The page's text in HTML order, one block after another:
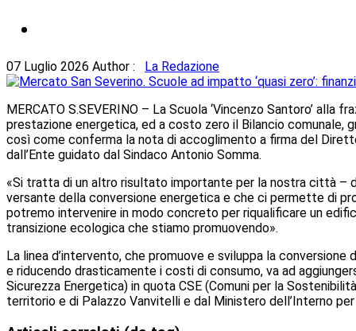
07 Luglio 2026 Author : La Redazione
MERCATO S.SEVERINO – La Scuola ‘Vincenzo Santoro’
prestazione energetica, ed a costo zero il Bilancio comunale,
così come conferma la nota di accoglimento a firma del
dall’Ente guidato dal Sindaco Antonio Somma.
«Si tratta di un altro risultato importante per la nostra città –
versante della conversione energetica e che ci permette di
potremo intervenire in modo concreto per riqualificare un
transizione ecologica che stiamo promuovendo».
La linea d’intervento, che promuove e sviluppa la
e riducendo drasticamente i costi di consumo, va ad
Sicurezza Energetica) in quota CSE (Comuni per la
territorio e di Palazzo Vanvitelli e dal Ministero dell’Interno